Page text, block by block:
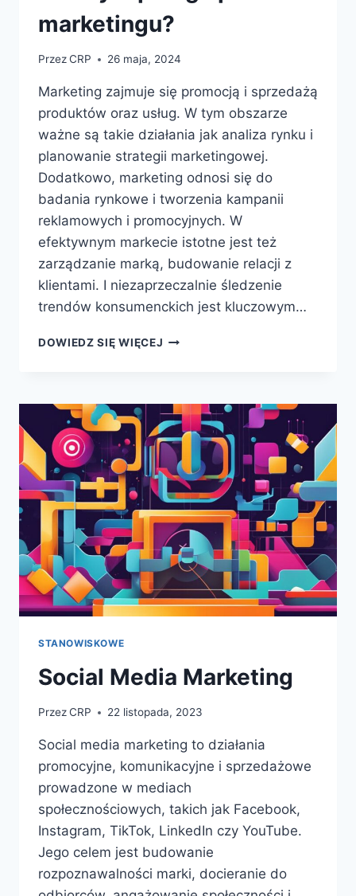
marketingu?
PrzezCRP 26 maja, 2024
Marketing zajmuje się promocją i sprzedażą
produktów oraz usług. W tym obszarze
ważne są takie działania jak analiza rynku i
planowanie strategii marketingowej.
Dodatkowo, marketing odnosi się do
badania rynkowe i tworzenia kampanii
reklamowych i promocyjnych. W
efektywnym markecie istotne jest też
zarządzanie marką, budowanie relacji z
klientami. I niezaprzeczalnie śledzenie
trendów konsumenckich jest kluczowym…
DOWIEDZ SIĘ WIĘCEJ NA
W
MARKETINGU?
STANOWISKOWE
Social Media Marketing
PrzezCRP 22 listopada, 2023
Social media marketing to działania
promocyjne, komunikacyjne i sprzedażowe
prowadzone w mediach
społecznościowych, takich jak Facebook,
Instagram, TikTok, LinkedIn czy YouTube.
Jego celem jest budowanie
rozpoznawalności marki, docieranie do